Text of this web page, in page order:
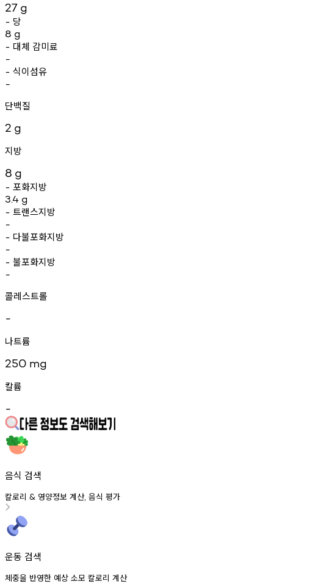
27 g
- 당
8 g
- 대체 감미료
-
- 식이섬유
-
단백질
2 g
지방
8 g
- 포화지방
3.4 g
- 트랜스지방
-
- 다불포화지방
-
- 불포화지방
-
콜레스트롤
-
나트륨
250 mg
칼륨
-
음식 검색
칼로리 & 영양정보 계산, 음식 평가
운동 검색
체중을 반영한 예상 소모 칼로리 계산